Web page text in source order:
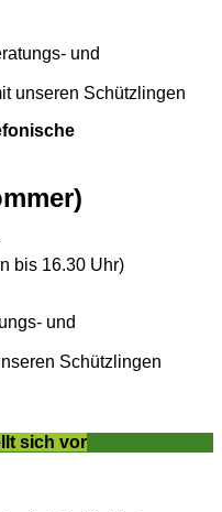
und
unseren Schützlingen
bis 16.30 Uhr)
und
Schützlingen
sich vor